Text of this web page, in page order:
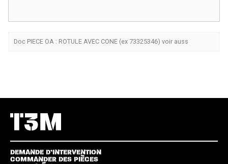
Doc PIECE OA : ROTULE AVEC CONE (ex 73325346) voir auss
DEMANDE D’INTERVENTION
COMMANDER DES PIÈCES